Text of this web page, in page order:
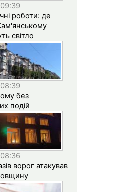
роботи: де
світло
без
подій
ворог атакував